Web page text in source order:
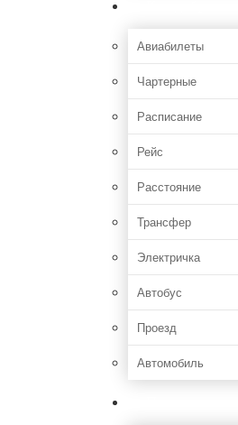
Авиабилеты
Чартерные
Расписание
Рейс
Расстояние
Трансфер
Электричка
Автобус
Проезд
Автомобиль